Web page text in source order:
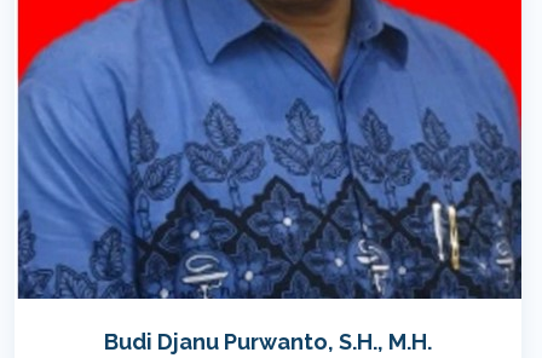
Budi Djanu Purwanto, S.H., M.H.